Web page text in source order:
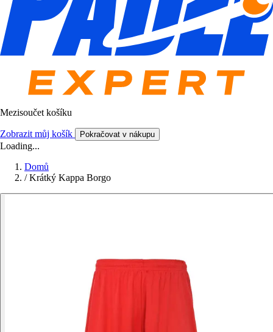
Mezisoučet košíku
Zobrazit můj košík Pokračovat v nákupu
Loading...
Domů
/ Krátký Kappa Borgo